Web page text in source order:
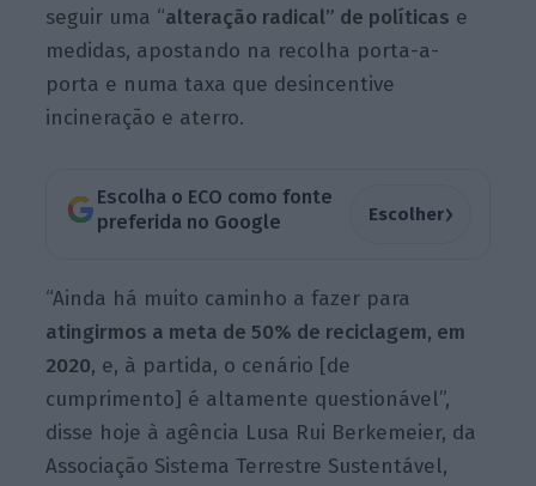
seguir uma “alteração radical” de políticas e
medidas, apostando na recolha porta-a-
porta e numa taxa que desincentive
incineração e aterro.
Escolha o ECO como fonte
preferida no Google
Escolher›
“Ainda há muito caminho a fazer para
atingirmos a meta de 50% de reciclagem, em
2020, e, à partida, o cenário [de
cumprimento] é altamente questionável”,
disse hoje à agência Lusa Rui Berkemeier, da
Associação Sistema Terrestre Sustentável,